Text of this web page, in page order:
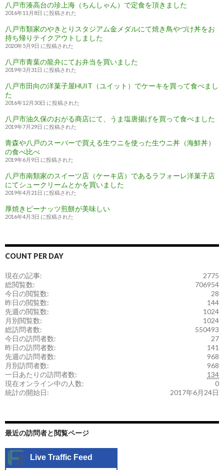
八戸市湊高台の珍上海（ちんしゃん）で定食を頂きました
2016年11月8日 に投稿された
八戸市類家のやきとりスタジアム金メダルにて焼き鳥やづけ丼をお
持ち帰りテイクアウトしました
2020年5月9日 に投稿された
八戸市青葉の龍弁にてお弁当を買いました
2019年3月31日 に投稿された
八戸市田向の洋菓子屋HUIT（ユイット）でケーキを買って食べまし
た
2016年12月30日 に投稿された
八戸市油久保のおがる商店にて、うま塩唐揚げを買って食べました
2019年7月29日 に投稿された
青森や八戸のスーパーで買える生ウニを使った生ウニ丼（海鮮丼）
の食べ比べ
2019年6月9日 に投稿された
八戸市南類家のスイーツ店（ケーキ店）であるラフォーレ洋菓子店
にてシュークリームとかを買いました
2019年4月21日 に投稿された
厚焼きピーナッツ煎餅が美味しい
2016年4月3日 に投稿された
COUNT PER DAY
2775
現在の記事:
706954
総閲覧数:
28
今日の閲覧数:
144
昨日の閲覧数:
1024
先週の閲覧数:
1024
月別閲覧数:
550493
総訪問者数:
27
今日の訪問者数:
141
昨日の訪問者数:
968
先週の訪問者数:
968
月別訪問者数:
134
一日あたりの訪問者数:
0
現在オンライン中の人数:
2017年6月24日
統計の開始日:
最近の訪問者と閲覧ページ
Live Traffic Feed